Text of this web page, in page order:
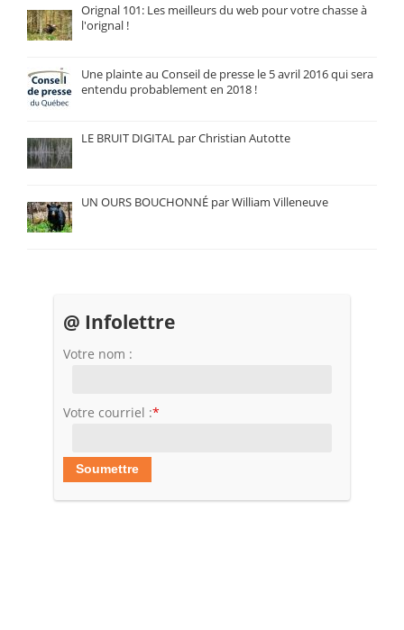
Orignal 101: Les meilleurs du web pour votre chasse à
l'orignal !
Une plainte au Conseil de presse le 5 avril 2016 qui sera
entendu probablement en 2018 !
LE BRUIT DIGITAL par Christian Autotte
UN OURS BOUCHONNÉ par William Villeneuve
@ Infolettre
Votre nom :
Votre courriel :*